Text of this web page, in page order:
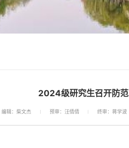
2024级研究生召开防
编辑：柴文杰 预审：汪倩倩 终审：蒋学波